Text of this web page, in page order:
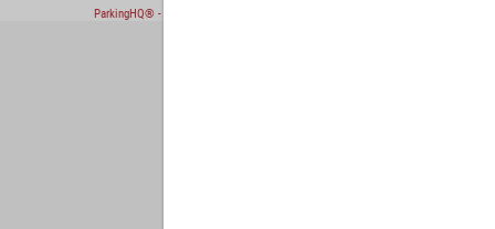
ParkingHQ® - eine Lösung von